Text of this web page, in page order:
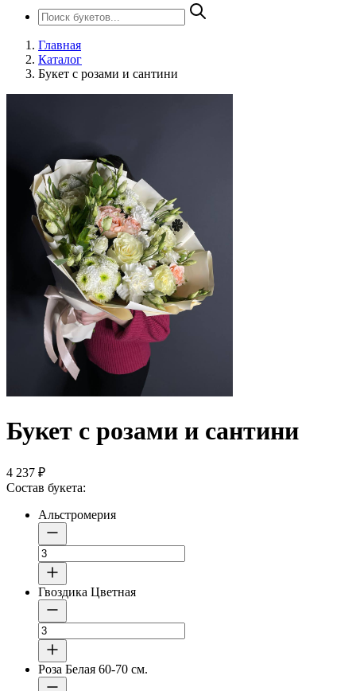
Главная
Каталог
Букет с розами и сантини
Букет с розами и сантини
4 237 ₽
Состав букета:
Альстромерия
Гвоздика Цветная
Роза Белая 60-70 см.